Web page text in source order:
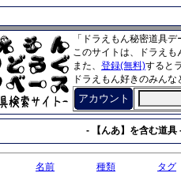
「ドラえもん秘密道具
このサイトは、ドラえ
また、 登録(無料)すると
ドラえもん好きのみん
アカウント
- 【んあ】を含む道具
名前 種類 タグ